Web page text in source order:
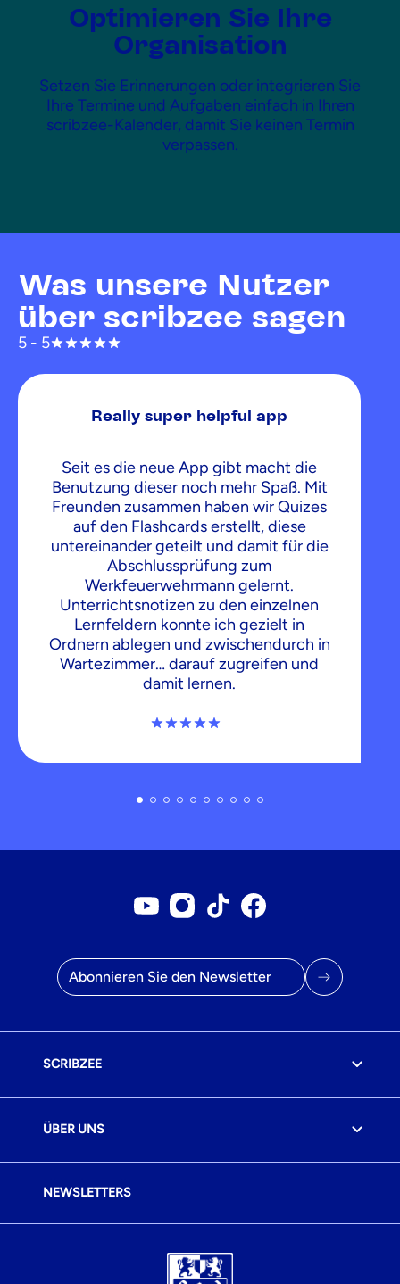
Optimieren Sie Ihre
Organisation
Setzen Sie Erinnerungen oder integrieren Sie
Ihre Termine und Aufgaben einfach in Ihren
scribzee-Kalender, damit Sie keinen Termin
verpassen.
Was unsere Nutzer
über scribzee sagen
5 - 5
Really super helpful app
Seit es die neue App gibt macht die
Benutzung dieser noch mehr Spaß. Mit
Freunden zusammen haben wir Quizes
auf den Flashcards erstellt, diese
untereinander geteilt und damit für die
Abschlussprüfung zum
Werkfeuerwehrmann gelernt.
Unterrichtsnotizen zu den einzelnen
Lernfeldern konnte ich gezielt in
Ordnern ablegen und zwischendurch in
Wartezimmer… darauf zugreifen und
damit lernen.
E-Mail Adresse
SCRIBZEE
ÜBER UNS
NEWSLETTERS